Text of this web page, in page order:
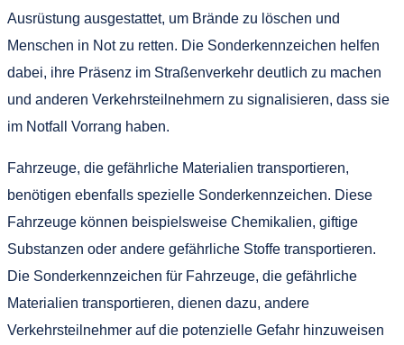
Ausrüstung ausgestattet, um Brände zu löschen und
Menschen in Not zu retten. Die Sonderkennzeichen helfen
dabei, ihre Präsenz im Straßenverkehr deutlich zu machen
und anderen Verkehrsteilnehmern zu signalisieren, dass sie
im Notfall Vorrang haben.
Fahrzeuge, die gefährliche Materialien transportieren,
benötigen ebenfalls spezielle Sonderkennzeichen. Diese
Fahrzeuge können beispielsweise Chemikalien, giftige
Substanzen oder andere gefährliche Stoffe transportieren.
Die Sonderkennzeichen für Fahrzeuge, die gefährliche
Materialien transportieren, dienen dazu, andere
Verkehrsteilnehmer auf die potenzielle Gefahr hinzuweisen